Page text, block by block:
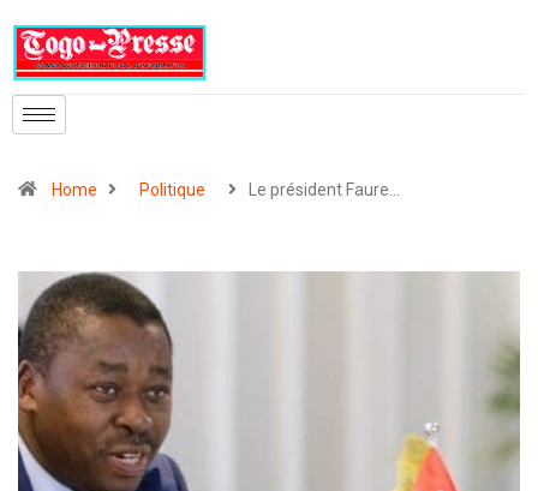
Home Politique Le président Faure…